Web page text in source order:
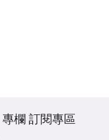
專欄 訂閱專區